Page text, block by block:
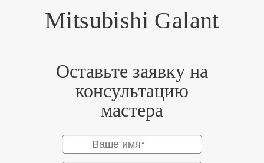
Mitsubishi Galant
Оставьте заявку на
консультацию
мастера